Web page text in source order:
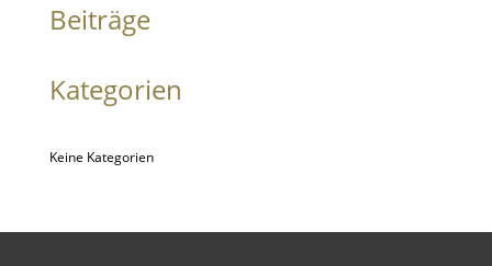
Beiträge
Kategorien
Keine Kategorien